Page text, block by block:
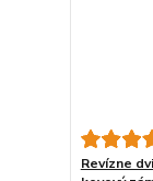
Revízne